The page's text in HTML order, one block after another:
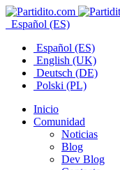
Español (ES)
Español (ES)
English (UK)
Deutsch (DE)
Polski (PL)
Inicio
Comunidad
Noticias
Blog
Dev Blog